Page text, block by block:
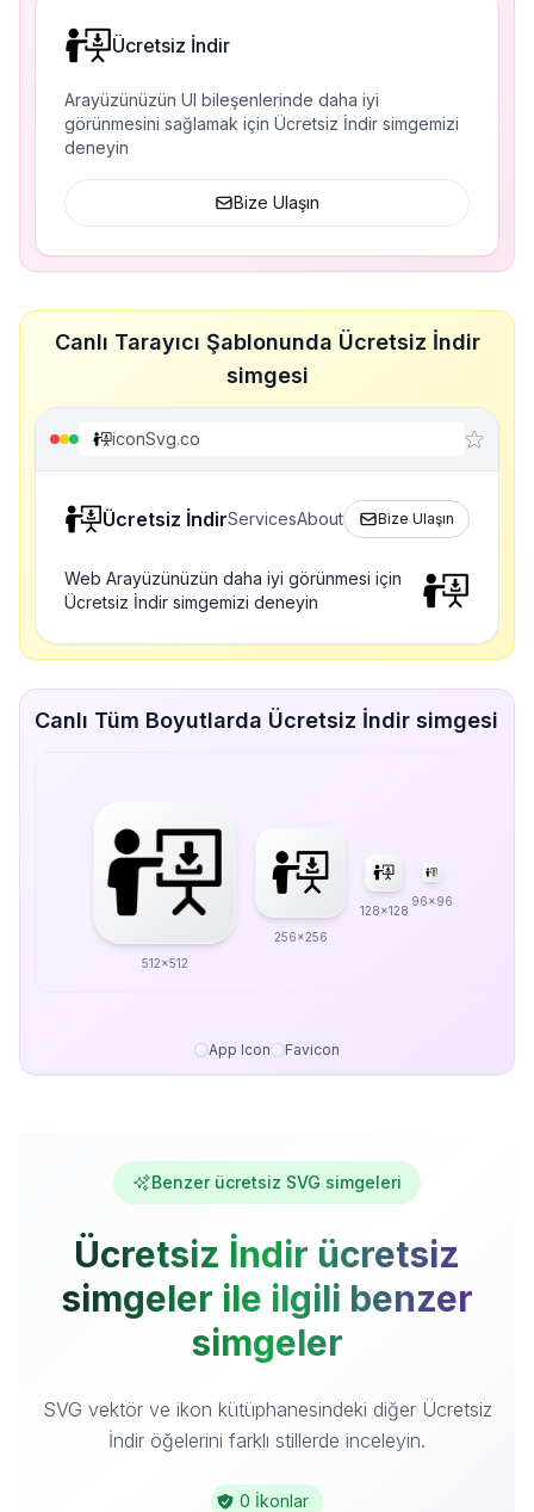
Ücretsiz İndir
Arayüzünüzün UI bileşenlerinde daha iyi
görünmesini sağlamak için Ücretsiz İndir simgemizi
deneyin
Bize Ulaşın
Canlı Tarayıcı Şablonunda Ücretsiz İndir
simgesi
iconSvg.co
Ücretsiz İndirServicesAbout Bize Ulaşın
Web Arayüzünüzün daha iyi görünmesi için
Ücretsiz İndir simgemizi deneyin
Canlı Tüm Boyutlarda Ücretsiz İndir simgesi
512x512
256x256
128x128
96x96
App Icon Favicon
Benzer ücretsiz SVG simgeleri
Ücretsiz İndir ücretsiz
simgeler ile ilgili benzer
simgeler
SVG vektör ve ikon kütüphanesindeki diğer Ücretsiz
İndir öğelerini farklı stillerde inceleyin.
0 İkonlar